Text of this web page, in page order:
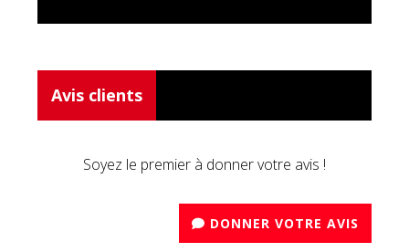
Avis clients
Soyez le premier à donner votre avis !
DONNER VOTRE AVIS